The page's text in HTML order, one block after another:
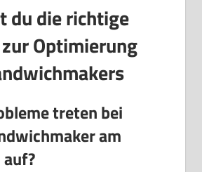
du die richtige
Optimierung
treten bei
am